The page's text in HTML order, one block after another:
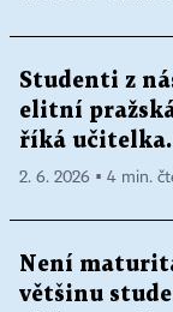
Studenti z
elitní
říká učitelka.
2. 6. 2026 ▪ 4 min.
Není
většinu